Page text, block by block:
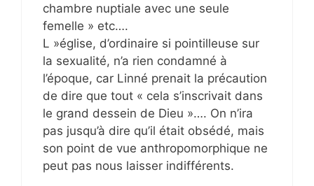
chambre nuptiale avec une seule
femelle » etc….
L »église, d’ordinaire si pointilleuse sur
la sexualité, n’a rien condamné à
l’époque, car Linné prenait la précaution
de dire que tout « cela s’inscrivait dans
le grand dessein de Dieu »…. On n’ira
pas jusqu’à dire qu’il était obsédé, mais
son point de vue anthropomorphique ne
peut pas nous laisser indifférents.